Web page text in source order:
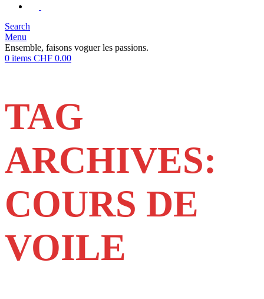
Search
Menu
Ensemble, faisons voguer les passions.
0 items CHF 0.00
TAG
ARCHIVES:
COURS DE
VOILE